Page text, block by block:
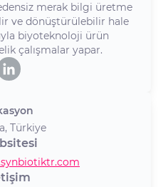
Türkiye
merak bilgi üretme
ve dönüştürülebilir hale
biyoteknoloji ürün
çalışmalar yapar.